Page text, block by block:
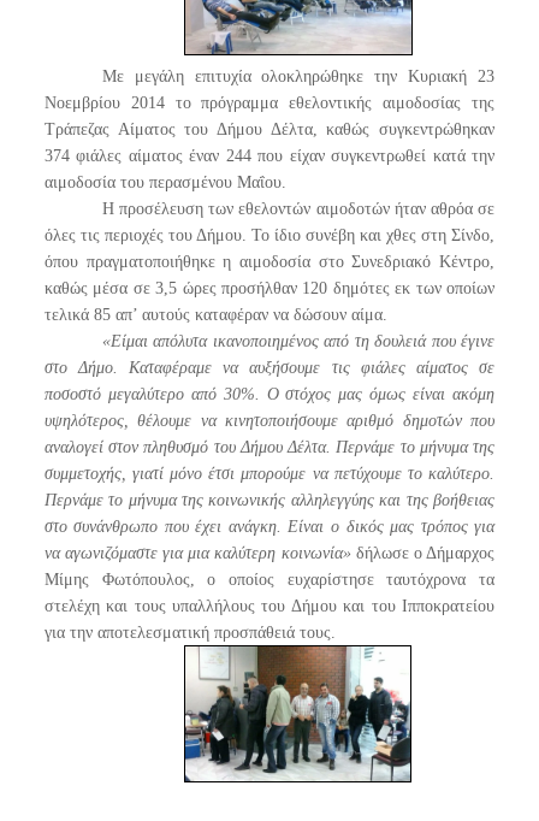
Με μεγάλη επιτυχία ολοκληρώθηκε την Κυριακή 23
Νοεμβρίου 2014 το πρόγραμμα εθελοντικής αιμοδοσίας της
Τράπεζας Αίματος του Δήμου Δέλτα, καθώς συγκεντρώθηκαν
374 φιάλες αίματος έναν 244 που είχαν συγκεντρωθεί κατά την
αιμοδοσία του περασμένου Μαΐου.
Η προσέλευση των εθελοντών αιμοδοτών ήταν αθρόα σε
όλες τις περιοχές του Δήμου. Το ίδιο συνέβη και χθες στη Σίνδο,
όπου πραγματοποιήθηκε η αιμοδοσία στο Συνεδριακό Κέντρο,
καθώς μέσα σε 3,5 ώρες προσήλθαν 120 δημότες εκ των οποίων
τελικά 85 απ’ αυτούς καταφέραν να δώσουν αίμα.
«Είμαι απόλυτα ικανοποιημένος από τη δουλειά που έγινε
στο Δήμο. Καταφέραμε να αυξήσουμε τις φιάλες αίματος σε
ποσοστό μεγαλύτερο από 30%. Ο στόχος μας όμως είναι ακόμη
υψηλότερος, θέλουμε να κινητοποιήσουμε αριθμό δημοτών που
αναλογεί στον πληθυσμό του Δήμου Δέλτα. Περνάμε το μήνυμα της
συμμετοχής, γιατί μόνο έτσι μπορούμε να πετύχουμε το καλύτερο.
Περνάμε το μήνυμα της κοινωνικής αλληλεγγύης και της βοήθειας
στο συνάνθρωπο που έχει ανάγκη. Είναι ο δικός μας τρόπος για
να αγωνιζόμαστε για μια καλύτερη κοινωνία» δήλωσε ο Δήμαρχος
Μίμης Φωτόπουλος, ο οποίος ευχαρίστησε ταυτόχρονα τα
στελέχη και τους υπαλλήλους του Δήμου και του Ιπποκρατείου
για την αποτελεσματική προσπάθειά τους.